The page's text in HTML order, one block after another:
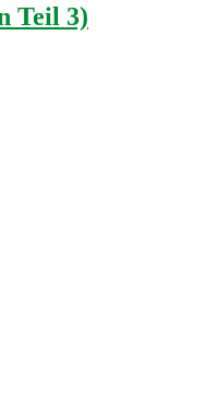
Teil 3)